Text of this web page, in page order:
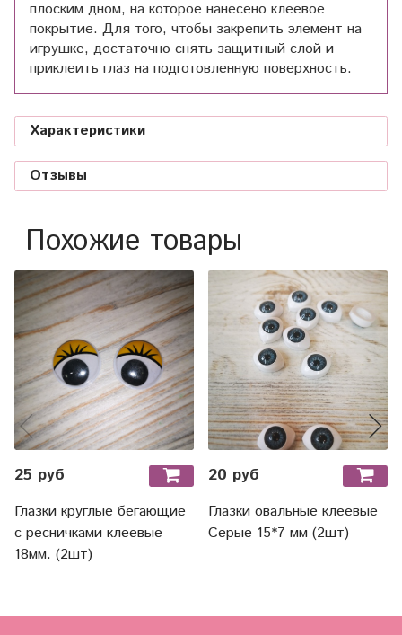
плоским дном, на которое нанесено клеевое
покрытие. Для того, чтобы закрепить элемент на
игрушке, достаточно снять защитный слой и
приклеить глаз на подготовленную поверхность.
Характеристики
Отзывы
Похожие товары
25 руб
Глазки круглые бегающие
с ресничками клеевые
18мм. (2шт)
20 руб
Глазки овальные клеевые
Серые 15*7 мм (2шт)